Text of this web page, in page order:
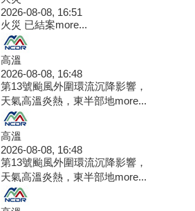
2026-08-08, 16:51
火災 已結案more...
高溫
2026-08-08, 16:48
第13號颱風外圍環流沉降影響，
天氣高溫炎熱，東半部地more...
高溫
2026-08-08, 16:48
第13號颱風外圍環流沉降影響，
天氣高溫炎熱，東半部地more...